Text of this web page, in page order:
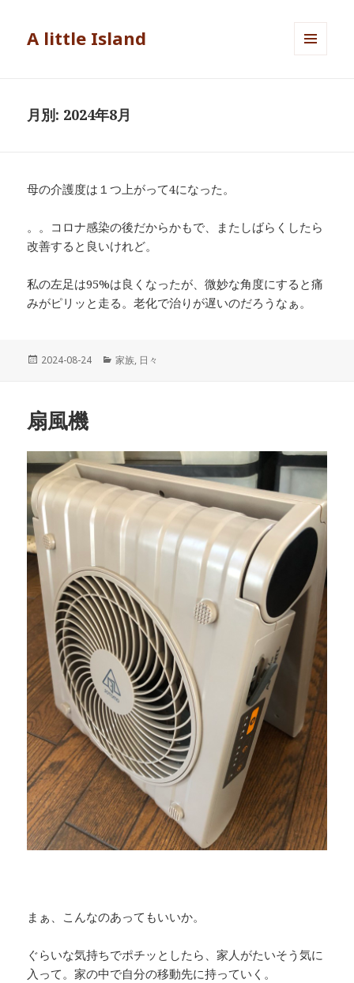
A little Island
月別: 2024年8月
母の介護度は１つ上がって4になった。
。。コロナ感染の後だからかもで、またしばらくしたら
改善すると良いけれど。
私の左足は95%は良くなったが、微妙な角度にすると痛
みがピリッと走る。老化で治りが遅いのだろうなぁ。
投
2024-08-24
カ
家族, 日々
扇風機
まぁ、こんなのあってもいいか。
ぐらいな気持ちでポチッとしたら、家人がたいそう気に
入って。家の中で自分の移動先に持っていく。